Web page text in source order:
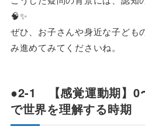
🧠✨
ぜひ、お子さんや身近な子ども
み進めてみてくださいね。
●2-1 【感覚運動期】0
で世界を理解する時期